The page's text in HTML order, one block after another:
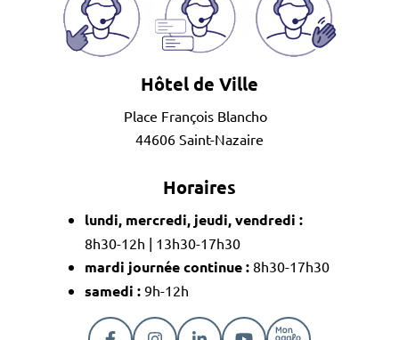
Hôtel de Ville
Place François Blancho
44606 Saint-Nazaire
Horaires
lundi, mercredi, jeudi, vendredi :
8h30-12h | 13h30-17h30
mardi journée continue : 8h30-17h30
samedi : 9h-12h